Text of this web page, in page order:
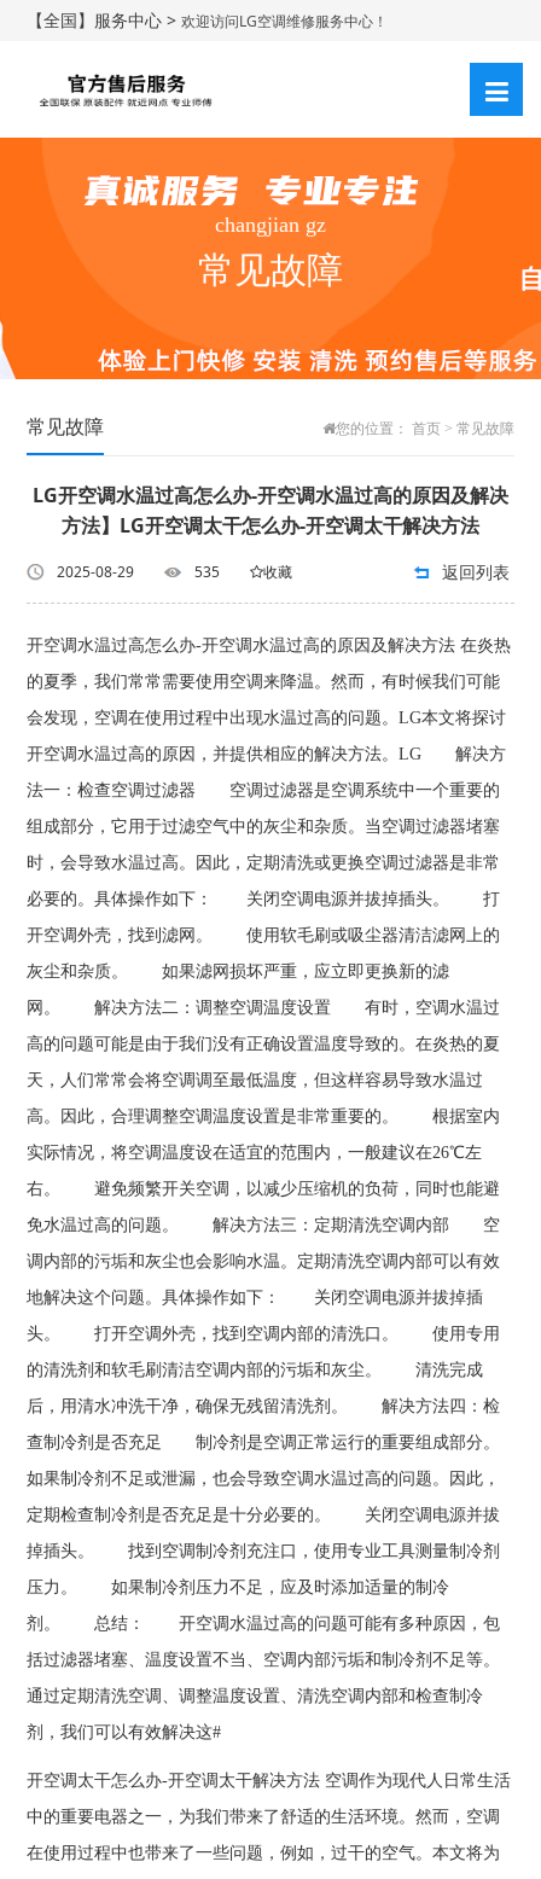
【全国】服务中心 >欢迎访问LG空调维修服务中心！
changjian gz
常见故障
常见故障 您的位置： 首页> 常见故障
LG开空调水温过高怎么办-开空调水温过高的原因及解决
方法】LG开空调太干怎么办-开空调太干解决方法
2025-08-29 535 收藏 返回列表
开空调水温过高怎么办-开空调水温过高的原因及解决方法 在炎热
的夏季，我们常常需要使用空调来降温。然而，有时候我们可能
会发现，空调在使用过程中出现水温过高的问题。LG本文将探讨
开空调水温过高的原因，并提供相应的解决方法。LG 解决方
法一：检查空调过滤器 空调过滤器是空调系统中一个重要的
组成部分，它用于过滤空气中的灰尘和杂质。当空调过滤器堵塞
时，会导致水温过高。因此，定期清洗或更换空调过滤器是非常
必要的。具体操作如下： 关闭空调电源并拔掉插头。 打
开空调外壳，找到滤网。 使用软毛刷或吸尘器清洁滤网上的
灰尘和杂质。 如果滤网损坏严重，应立即更换新的滤
网。 解决方法二：调整空调温度设置 有时，空调水温过
高的问题可能是由于我们没有正确设置温度导致的。在炎热的夏
天，人们常常会将空调调至最低温度，但这样容易导致水温过
高。因此，合理调整空调温度设置是非常重要的。 根据室内
实际情况，将空调温度设在适宜的范围内，一般建议在26℃左
右。 避免频繁开关空调，以减少压缩机的负荷，同时也能避
免水温过高的问题。 解决方法三：定期清洗空调内部 空
调内部的污垢和灰尘也会影响水温。定期清洗空调内部可以有效
地解决这个问题。具体操作如下： 关闭空调电源并拔掉插
头。 打开空调外壳，找到空调内部的清洗口。 使用专用
的清洗剂和软毛刷清洁空调内部的污垢和灰尘。 清洗完成
后，用清水冲洗干净，确保无残留清洗剂。 解决方法四：检
查制冷剂是否充足 制冷剂是空调正常运行的重要组成部分。
如果制冷剂不足或泄漏，也会导致空调水温过高的问题。因此，
定期检查制冷剂是否充足是十分必要的。 关闭空调电源并拔
掉插头。 找到空调制冷剂充注口，使用专业工具测量制冷剂
压力。 如果制冷剂压力不足，应及时添加适量的制冷
剂。 总结： 开空调水温过高的问题可能有多种原因，包
括过滤器堵塞、温度设置不当、空调内部污垢和制冷剂不足等。
通过定期清洗空调、调整温度设置、清洗空调内部和检查制冷
剂，我们可以有效解决这#
开空调太干怎么办-开空调太干解决方法 空调作为现代人日常生活
中的重要电器之一，为我们带来了舒适的生活环境。然而，空调
在使用过程中也带来了一些问题，例如，过干的空气。本文将为